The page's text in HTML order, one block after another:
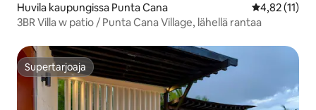
Huvila kaupungissa Punta Cana
4,82 (11)
3BR Villa w patio / Punta Cana Village, lähellä rantaa
Supertarjoaja
Supertarjoaja